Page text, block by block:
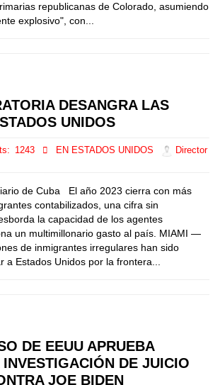
republicanas de Colorado, asumiendo
explosivo", con...
DESANGRA LAS
UNIDOS
1243 EN ESTADOS UNIDOS
Director
de Cuba El año 2023 cierra con más
contabilizados, una cifra sin
la capacidad de los agentes
un multimillonario gasto al país. MIAMI —
de inmigrantes irregulares han sido
a Estados Unidos por la frontera...
DE EEUU APRUEBA
DE JUICIO
JOE BIDEN